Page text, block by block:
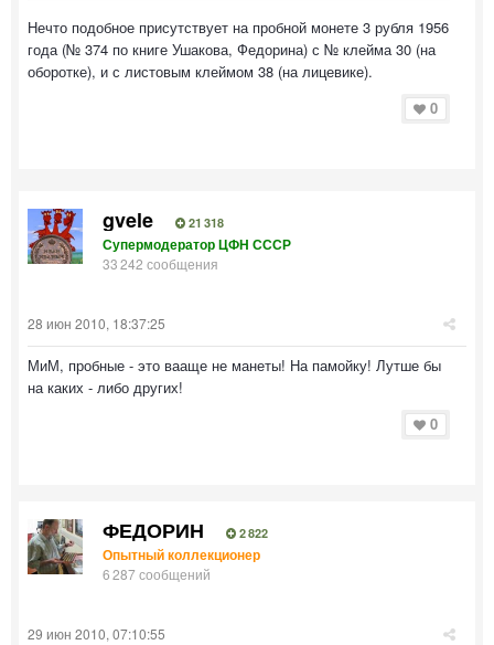
Нечто подобное присутствует на пробной монете 3 рубля 1956
года (№ 374 по книге Ушакова, Федорина) с № клейма 30 (на
оборотке), и с листовым клеймом 38 (на лицевике).
0
gvele 21 318
Супермодератор ЦФН СССР
33 242 сообщения
28 июн 2010, 18:37:25
МиМ, пробные - это вааще не манеты! На памойку! Лутше бы
на каких - либо других!
0
ФЕДОРИН 2 822
Опытный коллекционер
6 287 сообщений
29 июн 2010, 07:10:55